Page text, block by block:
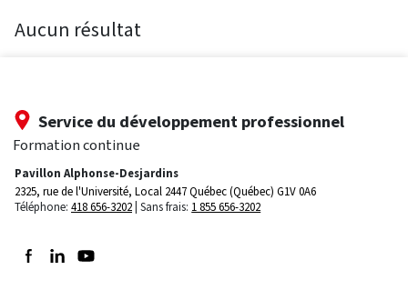
Aucun résultat
Service du développement professionnel
Formation continue
Pavillon Alphonse-Desjardins
2325, rue de l'Université, Local 2447Québec (Québec) G1V 0A6
Téléphone: 418 656-3202 Sans frais: 1 855 656-3202
Suivez-nous sur Facebook
Suivez-nous sur LinkedIn
Suivez-nous sur Youtube